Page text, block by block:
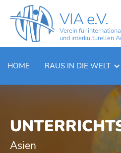
VIA e.V.
Verein für
und interkulturellen
HOME RAUS IN DIE WELT
Asien